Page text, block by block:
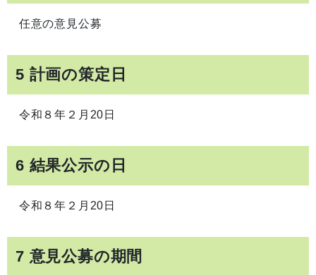
任意の意見公募
5 計画の策定日
令和８年２月20日
6 結果公示の日
令和８年２月20日
7 意見公募の期間